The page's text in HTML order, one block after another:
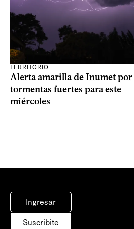
TERRITORIO
Alerta amarilla de Inumet por
tormentas fuertes para este
miércoles
Ingresar
Suscribite